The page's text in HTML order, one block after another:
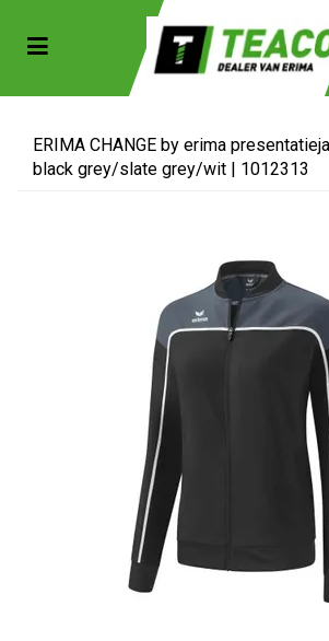
(Sportkleding)
(Collecties)
Toggle navigation
ERIMA CHANGE by erima
black grey/slate grey/wit | 1012313